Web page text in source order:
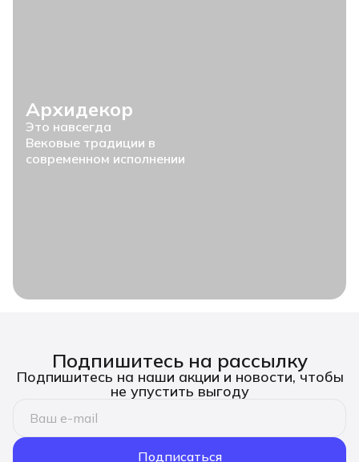
Архидекор
Это навсегда
Вековые традиции в
современном исполнении
Подпишитесь на рассылку
Подпишитесь на наши акции и новости, чтобы
не упустить выгоду
Подписаться